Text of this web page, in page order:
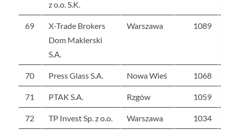
z o.o. S.K.
69
X-Trade Brokers
Dom Maklerski
S.A.
Warszawa 1089
70 Press Glass S.A. Nowa Wieś 1068
71 PTAK S.A. Rzgów 1059
72 TP Invest Sp. z o.o. Warszawa 1034